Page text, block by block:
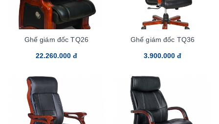
Ghế giám đốc TQ26
22.260.000 đ
Ghế giám đốc TQ36
3.900.000 đ